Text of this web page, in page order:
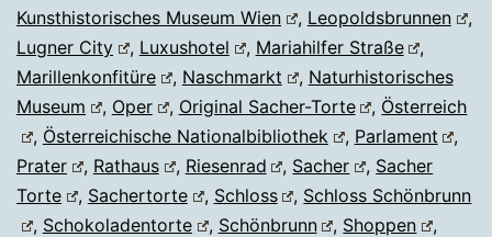
Kunsthistorisches Museum Wien
, Leopoldsbrunnen
,
Lugner City
, Luxushotel , Mariahilfer Straße
,
Marillenkonfitüre
, Naschmarkt , Naturhistorisches
Museum
, Oper , Original Sacher-Torte , Österreich
, Österreichische Nationalbibliothek , Parlament
,
Prater
, Rathaus , Riesenrad , Sacher , Sacher
Torte
, Sachertorte , Schloss , Schloss Schönbrunn
, Schokoladentorte , Schönbrunn , Shoppen ,